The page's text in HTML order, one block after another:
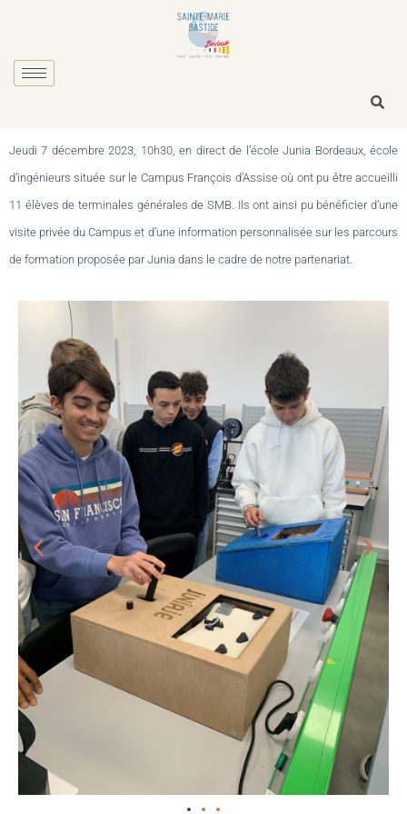
Jeudi 7 décembre 2023, 10h30, en direct de l’école Junia Bordeaux, école
d’ingénieurs située sur le Campus François d’Assise où ont pu être accueilli
11 élèves de terminales générales de SMB. Ils ont ainsi pu bénéficier d’une
visite privée du Campus et d’une information personnalisée sur les parcours
de formation proposée par Junia dans le cadre de notre partenariat.